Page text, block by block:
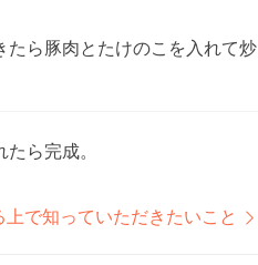
たら豚肉とたけのこを入れて炒
ら完成。
上で知っていただきたいこと